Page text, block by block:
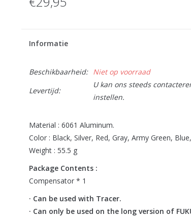
Informatie
Beschikbaarheid:
Niet op voorraad
Levertijd:
U kan ons steeds
instellen.
Material : 6061 Aluminum.
Color : Black, Silver, Red, Gray, Army Green,
Weight : 55.5 g
Package Contents :
Compensator * 1
· Can be used with Tracer.
· Can only be used on the long version of